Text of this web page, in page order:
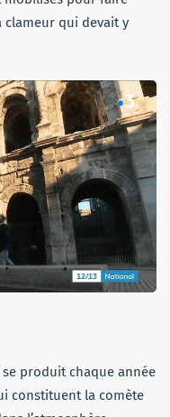
clameur qui devait y
produit chaque année
constituent la comète